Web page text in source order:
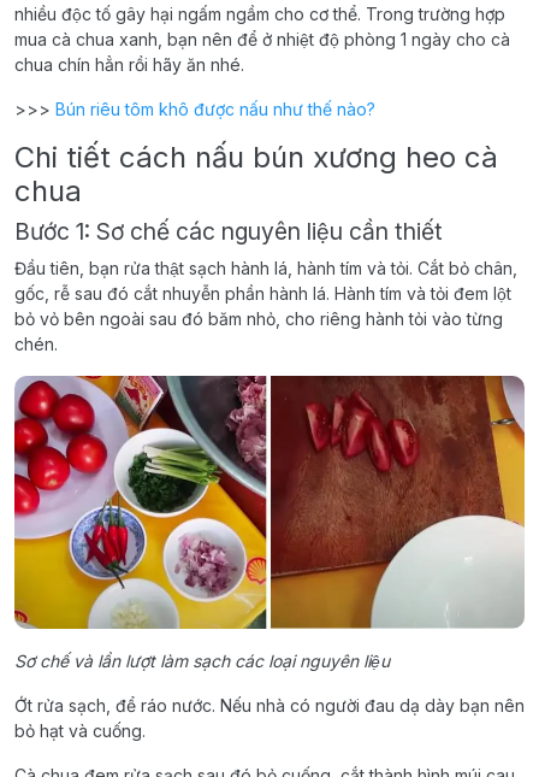
nhiều độc tố gây hại ngấm ngầm cho cơ thể. Trong trường hợp
mua cà chua xanh, bạn nên để ở nhiệt độ phòng 1 ngày cho cà
chua chín hẳn rồi hãy ăn nhé.
>>> Bún riêu tôm khô được nấu như thế nào?
Chi tiết cách nấu bún xương heo cà
chua
Bước 1: Sơ chế các nguyên liệu cần thiết
Đầu tiên, bạn rửa thật sạch hành lá, hành tím và tỏi. Cắt bỏ chân,
gốc, rễ sau đó cắt nhuyễn phần hành lá. Hành tím và tỏi đem lột
bỏ vỏ bên ngoài sau đó băm nhỏ, cho riêng hành tỏi vào từng
chén.
Sơ chế và lần lượt làm sạch các loại nguyên liệu
Ớt rửa sạch, để ráo nước. Nếu nhà có người đau dạ dày bạn nên
bỏ hạt và cuống.